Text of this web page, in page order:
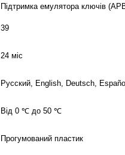
Підтримка емулятора ключів
39
24 міс
Русский, English, Deutsch,
Від 0 ℃ до 50 ℃
Прогумований пластик